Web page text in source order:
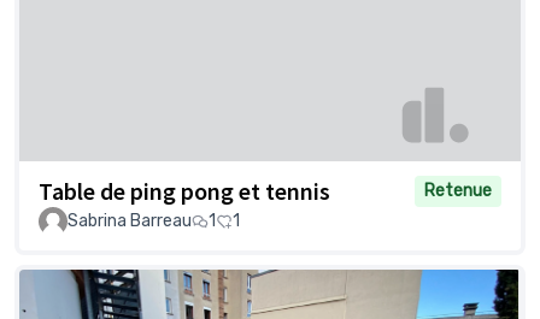
Table de ping pong et tennis
Retenue
Sabrina Barreau
1 1